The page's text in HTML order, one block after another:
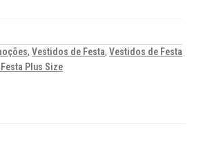
, Vestidos de Festa, Vestidos de Festa
Plus Size